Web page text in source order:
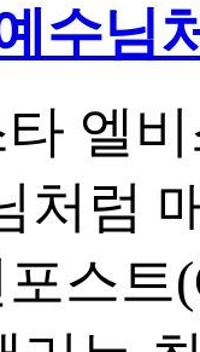
수님
엘
처럼
스트